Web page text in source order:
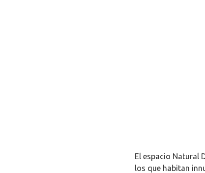
El espacio Natural
los que habitan